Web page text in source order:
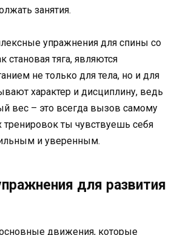
занятия.
упражнения для спины со
становая тяга, являются
не только для тела, но и для
характер и дисциплину, ведь
вес – это всегда вызов самому
тренировок ты чувствуешь себя
и уверенным.
для развития
движения, которые